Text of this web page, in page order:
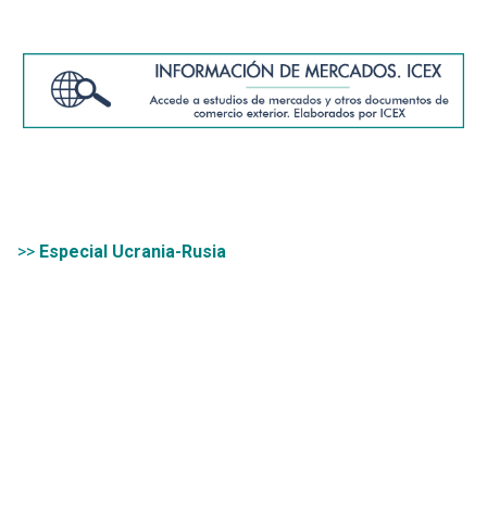
>> Especial Ucrania-Rusia